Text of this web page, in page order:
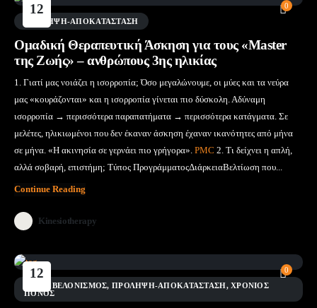
12
0
ΠΡΌΛΗΨΗ-ΑΠΟΚΑΤΆΣΤΑΣΗ
Ομαδική Θεραπευτική Άσκηση για τους «Master
της Ζωής» – ανθρώπους 3ης ηλικίας
1. Γιατί μας νοιάζει η ισορροπία; Όσο μεγαλώνουμε, οι μύες και τα νεύρα
μας «κουράζονται» και η ισορροπία γίνεται πιο δύσκολη. Αδύναμη
ισορροπία → περισσότερα παραπατήματα → περισσότερα κατάγματα. Σε
μελέτες, ηλικιωμένοι που δεν έκαναν άσκηση έχαναν ικανότητες από μήνα
σε μήνα. «Η ακινησία σε γερνάει πιο γρήγορα». PMC 2. Τι δείχνει η απλή,
αλλά σοβαρή, επιστήμη; Τύπος ΠρογράμματοςΔιάρκειαΒελτίωση που...
Continue Reading
Kinesiotherapy
12
0
ΒΕΛΟΝΙΣΜΌΣ, ΠΡΌΛΗΨΗ-ΑΠΟΚΑΤΆΣΤΑΣΗ,ΧΡΌΝΙΟΣ
ΠΌΝΟΣ